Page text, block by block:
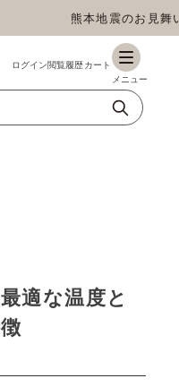
熊本地震のお見舞いと
適な温度と